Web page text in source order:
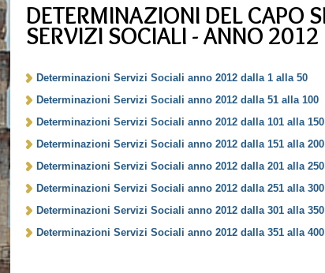
DETERMINAZIONI DEL CAPO
SERVIZI SOCIALI - ANNO 2012
Determinazioni Servizi Sociali anno 2012 dalla 1 alla 50
Determinazioni Servizi Sociali anno 2012 dalla 51 alla 100
Determinazioni Servizi Sociali anno 2012 dalla 101 alla 150
Determinazioni Servizi Sociali anno 2012 dalla 151 alla 200
Determinazioni Servizi Sociali anno 2012 dalla 201 alla 250
Determinazioni Servizi Sociali anno 2012 dalla 251 alla 300
Determinazioni Servizi Sociali anno 2012 dalla 301 alla 350
Determinazioni Servizi Sociali anno 2012 dalla 351 alla 400